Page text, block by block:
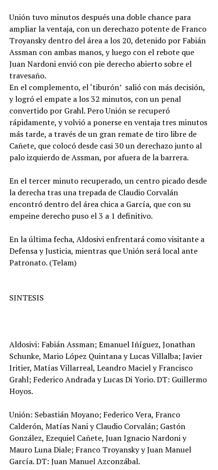
Unión tuvo minutos después una doble chance para
ampliar la ventaja, con un derechazo potente de Franco
Troyansky dentro del área a los 20, detenido por Fabián
Assman con ambas manos, y luego con el rebote que
Juan Nardoni envió con pie derecho abierto sobre el
travesaño.
En el complemento, el ‘tiburón’ salió con más decisión,
y logró el empate a los 32 minutos, con un penal
convertido por Grahl. Pero Unión se recuperó
rápidamente, y volvió a ponerse en ventaja tres minutos
más tarde, a través de un gran remate de tiro libre de
Cañete, que colocó desde casi 30 un derechazo junto al
palo izquierdo de Assman, por afuera de la barrera.
En el tercer minuto recuperado, un centro picado desde
la derecha tras una trepada de Claudio Corvalán
encontró dentro del área chica a García, que con su
empeine derecho puso el 3 a 1 definitivo.
En la última fecha, Aldosivi enfrentará como visitante a
Defensa y Justicia, mientras que Unión será local ante
Patronato. (Telam)
SINTESIS
Aldosivi: Fabián Assman; Emanuel Iñíguez, Jonathan
Schunke, Mario López Quintana y Lucas Villalba; Javier
Iritier, Matías Villarreal, Leandro Maciel y Francisco
Grahl; Federico Andrada y Lucas Di Yorio. DT: Guillermo
Hoyos.
Unión: Sebastián Moyano; Federico Vera, Franco
Calderón, Matías Nani y Claudio Corvalán; Gastón
González, Ezequiel Cañete, Juan Ignacio Nardoni y
Mauro Luna Diale; Franco Troyansky y Juan Manuel
García. DT: Juan Manuel Azconzábal.